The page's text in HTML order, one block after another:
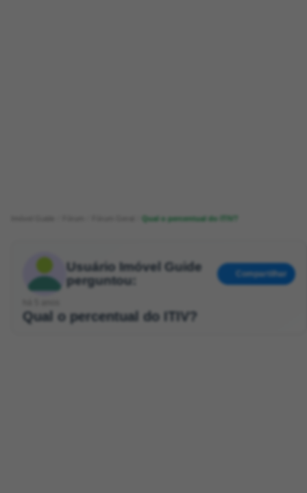
Qual o percentual do ITIV?
Usuário Imóvel Guide
perguntou:
Compartilhar
Qual o percentual do ITIV?